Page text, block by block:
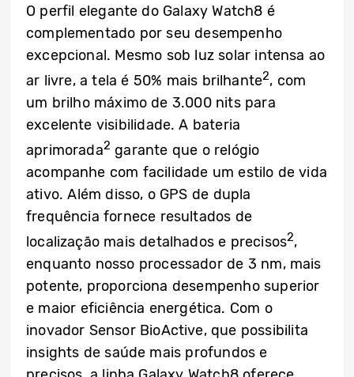
O perfil elegante do Galaxy Watch8 é
complementado por seu desempenho
excepcional. Mesmo sob luz solar intensa ao
ar livre, a tela é 50% mais brilhante2, com
um brilho máximo de 3.000 nits para
excelente visibilidade. A bateria
aprimorada2 garante que o relógio
acompanhe com facilidade um estilo de vida
ativo. Além disso, o GPS de dupla
frequência fornece resultados de
localização mais detalhados e precisos2,
enquanto nosso processador de 3 nm, mais
potente, proporciona desempenho superior
e maior eficiência energética. Com o
inovador Sensor BioActive, que possibilita
insights de saúde mais profundos e